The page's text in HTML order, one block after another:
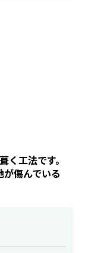
工法です。
傷んでいる